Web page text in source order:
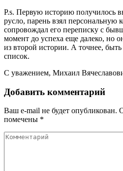
P.s. Первую историю получилось
русло, парень взял персональную
сопровождал его переписку с
момент до успеха еще далеко, но
из второй истории. А точнее,
список.
С уважением, Михаил
Добавить комментарий
Ваш e-mail не будет опубликован.
помечены *